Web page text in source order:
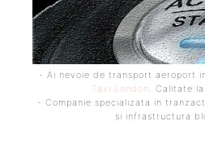
- Ai nevoie de transport aeroport
Taxi London. Calitate
- Companie specializata in
si infrastructura